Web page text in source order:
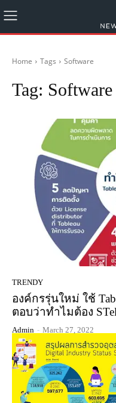
Home Tags Software
Tag: Software
TRENDY
องค์กรรุ่นใหม่ ใช้
ตอบว่าทำไมต้อง
Admin - March 27, 2022